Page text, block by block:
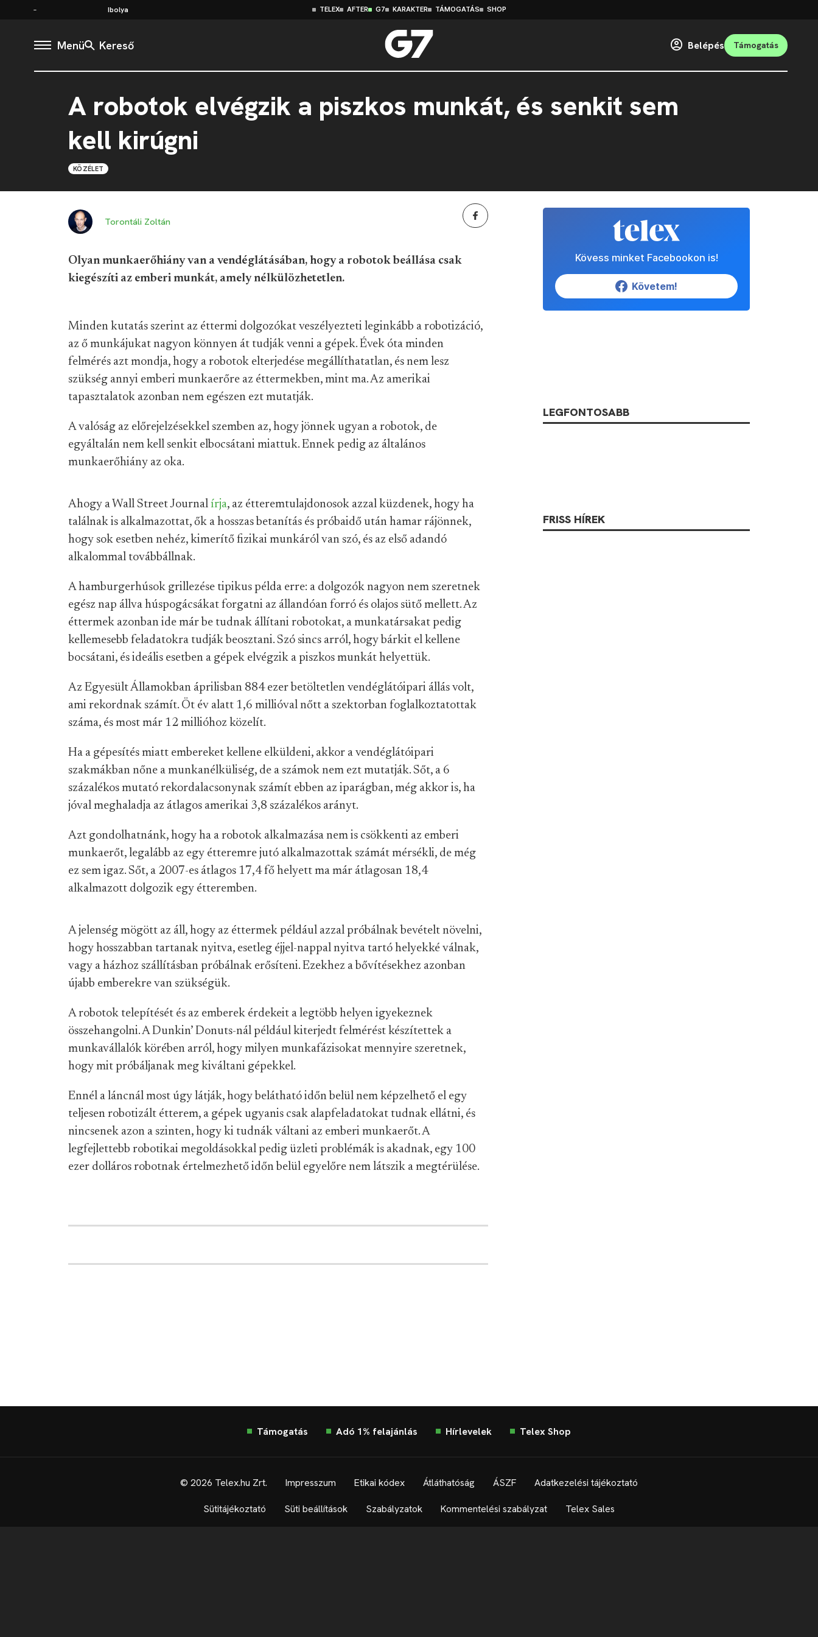
Ibolya TELEX AFTER G7 KARAKTER TÁMOGATÁS SHOP
Menü Kereső Belépés Támogatás
A robotok elvégzik a piszkos munkát, és senkit sem
kell kirúgni
KÖZÉLET
Torontáli Zoltán
Olyan munkaerőhiány van a vendéglátásában, hogy a robotok beállása csak
kiegészíti az emberi munkát, amely nélkülözhetetlen.
Minden kutatás szerint az éttermi dolgozókat veszélyezteti leginkább a robotizáció,
az ő munkájukat nagyon könnyen át tudják venni a gépek. Évek óta minden
felmérés azt mondja, hogy a robotok elterjedése megállíthatatlan, és nem lesz
szükség annyi emberi munkaerőre az éttermekben, mint ma. Az amerikai
tapasztalatok azonban nem egészen ezt mutatják.
A valóság az előrejelzésekkel szemben az, hogy jönnek ugyan a robotok, de
egyáltalán nem kell senkit elbocsátani miattuk. Ennek pedig az általános
munkaerőhiány az oka.
Ahogy a Wall Street Journal írja, az étteremtulajdonosok azzal küzdenek, hogy ha
találnak is alkalmazottat, ők a hosszas betanítás és próbaidő után hamar rájönnek,
hogy sok esetben nehéz, kimerítő fizikai munkáról van szó, és az első adandó
alkalommal továbbállnak.
A hamburgerhúsok grillezése tipikus példa erre: a dolgozók nagyon nem szeretnek
egész nap állva húspogácsákat forgatni az állandóan forró és olajos sütő mellett. Az
éttermek azonban ide már be tudnak állítani robotokat, a munkatársakat pedig
kellemesebb feladatokra tudják beosztani. Szó sincs arról, hogy bárkit el kellene
bocsátani, és ideális esetben a gépek elvégzik a piszkos munkát helyettük.
Az Egyesült Államokban áprilisban 884 ezer betöltetlen vendéglátóipari állás volt,
ami rekordnak számít. Öt év alatt 1,6 millióval nőtt a szektorban foglalkoztatottak
száma, és most már 12 millióhoz közelít.
Ha a gépesítés miatt embereket kellene elküldeni, akkor a vendéglátóipari
szakmákban nőne a munkanélküliség, de a számok nem ezt mutatják. Sőt, a 6
százalékos mutató rekordalacsonynak számít ebben az iparágban, még akkor is, ha
jóval meghaladja az átlagos amerikai 3,8 százalékos arányt.
Azt gondolhatnánk, hogy ha a robotok alkalmazása nem is csökkenti az emberi
munkaerőt, legalább az egy étteremre jutó alkalmazottak számát mérsékli, de még
ez sem igaz. Sőt, a 2007-es átlagos 17,4 fő helyett ma már átlagosan 18,4
alkalmazott dolgozik egy étteremben.
A jelenség mögött az áll, hogy az éttermek például azzal próbálnak bevételt növelni,
hogy hosszabban tartanak nyitva, esetleg éjjel-nappal nyitva tartó helyekké válnak,
vagy a házhoz szállításban próbálnak erősíteni. Ezekhez a bővítésekhez azonban
újabb emberekre van szükségük.
A robotok telepítését és az emberek érdekeit a legtöbb helyen igyekeznek
összehangolni. A Dunkin’ Donuts-nál például kiterjedt felmérést készítettek a
munkavállalók körében arról, hogy milyen munkafázisokat mennyire szeretnek,
hogy mit próbáljanak meg kiváltani gépekkel.
Ennél a láncnál most úgy látják, hogy belátható időn belül nem képzelhető el egy
teljesen robotizált étterem, a gépek ugyanis csak alapfeladatokat tudnak ellátni, és
nincsenek azon a szinten, hogy ki tudnák váltani az emberi munkaerőt. A
legfejlettebb robotikai megoldásokkal pedig üzleti problémák is akadnak, egy 100
ezer dolláros robotnak értelmezhető időn belül egyelőre nem látszik a megtérülése.
Kövess minket Facebookon is!
Követem!
LEGFONTOSABB
FRISS HÍREK
Támogatás Adó 1% felajánlás Hírlevelek Telex Shop
© 2026 Telex.hu Zrt. Impresszum Etikai kódex Átláthatóság ÁSZF Adatkezelési tájékoztató
Sütitájékoztató Süti beállítások Szabályzatok Kommentelési szabályzat Telex Sales